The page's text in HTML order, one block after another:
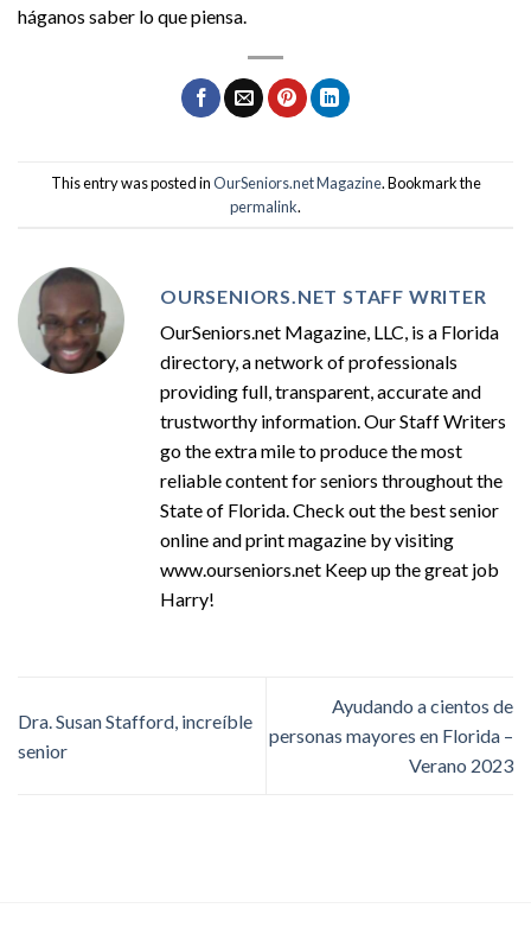
háganos saber lo que piensa.
This entry was posted inOurSeniors.net Magazine. Bookmark the
permalink.
OURSENIORS.NET STAFF WRITER
OurSeniors.net Magazine, LLC, is a Florida
directory, a network of professionals
providing full, transparent, accurate and
trustworthy information. Our Staff Writers
go the extra mile to produce the most
reliable content for seniors throughout the
State of Florida. Check out the best senior
online and print magazine by visiting
www.ourseniors.net Keep up the great job
Harry!
Dra. Susan Stafford, increíble
senior
Ayudando a cientos de
personas mayores en Florida –
Verano 2023